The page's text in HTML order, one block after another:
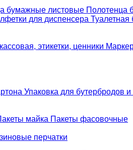
бумажные листовые Полотенца
для диспенсера Туалетная
этикетки, ценники
Упаковка для бутербродов и
майка Пакеты фасовочные
перчатки